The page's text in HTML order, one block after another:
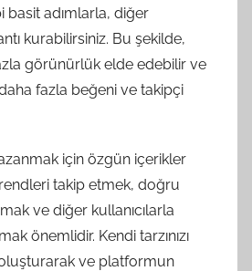
basit adımlarla, diğer
kurabilirsiniz. Bu şekilde,
görünürlük elde edebilir ve
fazla beğeni ve takipçi
için özgün içerikler
takip etmek, doğru
ve diğer kullanıcılarla
önemlidir. Kendi tarzınızı
ve platformun